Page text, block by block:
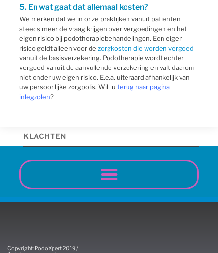
5. En wat gaat dat allemaal kosten?
We merken dat we in onze praktijken vanuit patiënten
steeds meer de vraag krijgen over vergoedingen en het
eigen risico bij podotherapiebehandelingen. Een eigen
risico geldt alleen voor de zorgkosten die worden vergoed
vanuit de basisverzekering. Podotherapie wordt echter
vergoed vanuit de aanvullende verzekering en valt daarom
niet onder uw eigen risico. E.e.a. uiteraard afhankelijk van
uw persoonlijke zorgpolis. Wilt u terug naar pagina
inlegzolen?
KLACHTEN
Copyright: PodoXpert 2019 /